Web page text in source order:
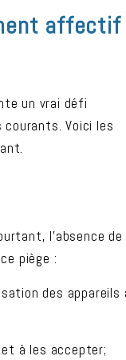
affectif
un vrai défi
Voici les
l’absence de
piège :
des appareils
à les accepter;